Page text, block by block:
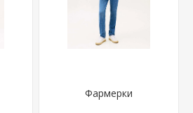
Фармерки